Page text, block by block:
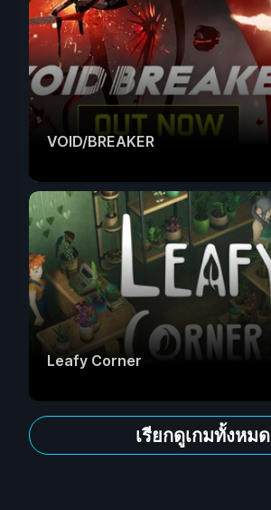
VOID/BREAKER
Leafy Corner
เรียกดูเกมทั้งหมด